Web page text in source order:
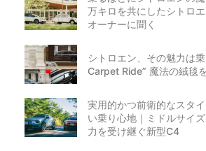
万キロを共にしたシトロ
オーナーに聞く
シトロエン、その魅力は
Carpet Ride” 魔法の絨毯
実用的かつ前衛的なスタ
い乗り心地｜ミドルサイ
力を受け継ぐ新型C4